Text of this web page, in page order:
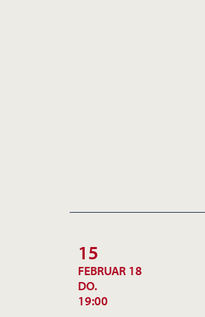
15
FEBRUAR 18
DO.
19:00